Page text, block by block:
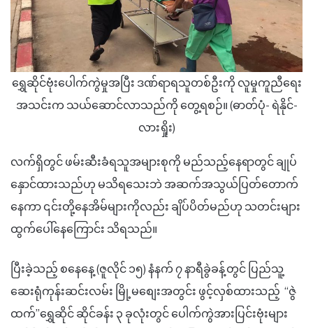
ရွှေဆိုင်ဗုံးပေါက်ကွဲမှုအပြီး ဒဏ်ရာရသူတစ်ဦးကို လူမှုကူညီရေး
အသင်းက သယ်ဆောင်လာသည်ကို တွေ့ရစဉ်။ (ဓာတ်ပုံ- ရဲနိုင်-
လားရှိုး)
လက်ရှိတွင် ဖမ်းဆီးခံရသူအများစုကို မည်သည့်နေရာတွင် ချုပ်
နှောင်ထားသည်ဟု မသိရသေးဘဲ အဆက်အသွယ်ပြတ်တောက်
နေကာ ၎င်းတို့နေအိမ်များကိုလည်း ချိပ်ပိတ်မည်ဟု သတင်းများ
ထွက်ပေါ်နေကြောင်း သိရသည်။
ပြီးခဲ့သည့် စနေနေ့ (ဇူလိုင် ၁၅) နံနက် ၇ နာရီခွဲခန့်တွင် ပြည်သူ့
ဆေးရုံကုန်းဆင်းလမ်း မြို့မစျေးအတွင်း ဖွင့်လှစ်ထားသည့် “ဇွဲ
ထက်”ရွှေဆိုင် ဆိုင်ခန်း ၃ ခုလုံးတွင် ပေါက်ကွဲအားပြင်းဗုံးများ